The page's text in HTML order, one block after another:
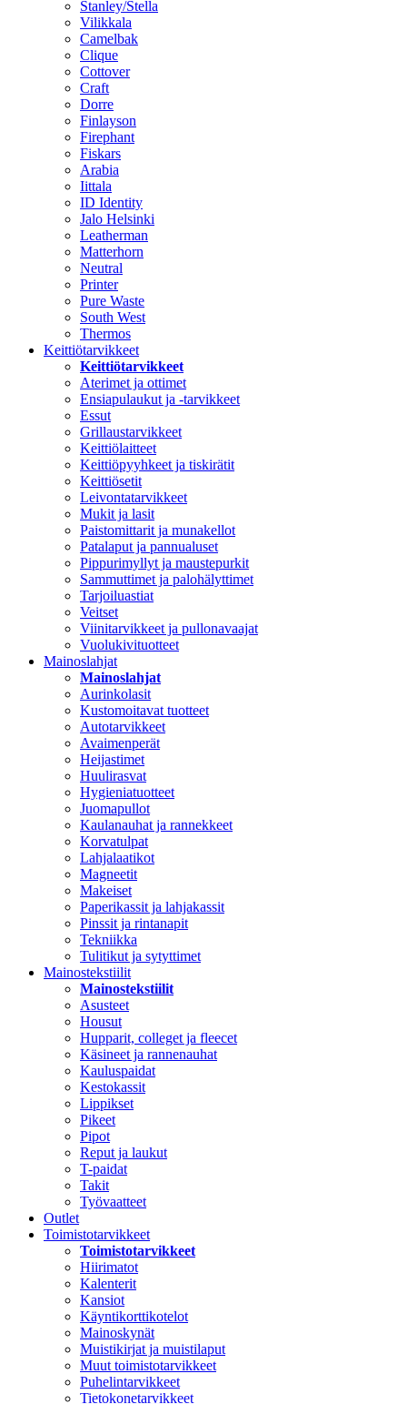
Stanley/Stella
Vilikkala
Camelbak
Clique
Cottover
Craft
Dorre
Finlayson
Firephant
Fiskars
Arabia
Iittala
ID Identity
Jalo Helsinki
Leatherman
Matterhorn
Neutral
Printer
Pure Waste
South West
Thermos
Keittiötarvikkeet
Keittiötarvikkeet
Aterimet ja ottimet
Ensiapulaukut ja -tarvikkeet
Essut
Grillaustarvikkeet
Keittiölaitteet
Keittiöpyyhkeet ja tiskirätit
Keittiösetit
Leivontatarvikkeet
Mukit ja lasit
Paistomittarit ja munakellot
Patalaput ja pannualuset
Pippurimyllyt ja maustepurkit
Sammuttimet ja palohälyttimet
Tarjoiluastiat
Veitset
Viinitarvikkeet ja pullonavaajat
Vuolukivituotteet
Mainoslahjat
Mainoslahjat
Aurinkolasit
Kustomoitavat tuotteet
Autotarvikkeet
Avaimenperät
Heijastimet
Huulirasvat
Hygieniatuotteet
Juomapullot
Kaulanauhat ja rannekkeet
Korvatulpat
Lahjalaatikot
Magneetit
Makeiset
Paperikassit ja lahjakassit
Pinssit ja rintanapit
Tekniikka
Tulitikut ja sytyttimet
Mainostekstiilit
Mainostekstiilit
Asusteet
Housut
Hupparit, colleget ja fleecet
Käsineet ja rannenauhat
Kauluspaidat
Kestokassit
Lippikset
Pikeet
Pipot
Reput ja laukut
T-paidat
Takit
Työvaatteet
Outlet
Toimistotarvikkeet
Toimistotarvikkeet
Hiirimatot
Kalenterit
Kansiot
Käyntikorttikotelot
Mainoskynät
Muistikirjat ja muistilaput
Muut toimistotarvikkeet
Puhelintarvikkeet
Tietokonetarvikkeet